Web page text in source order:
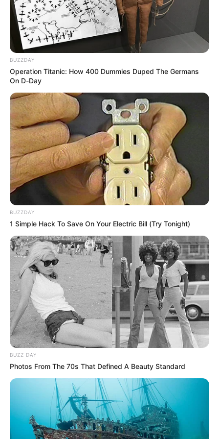
ALERTA BOGOTÁ EN GOOGLE NEWS
TEMAS RELACIONADOS
NOTICIAS
AVENIDA REGIONAL
ACCIDENTE DE TRÁNSITO
MANTÉNGASE EN ALERTA
Tenemos todas las noticias que le
interesan. Para estar bien informado, por
favor, active las notificaciones de Alerta.
ACTIVAR AHORA
TEMAS DESTACADOS
EMERGENCIAS POR LLUVIAS
METRO DE MEDELLÍN
ELECCIONES PRESIDENCIALES
MARINILLA - ANTIOQUIA
EPM
YONDÓ - ANTIOQUIA
RIONEGRO
BUZZDAY
Operation Titanic: How 400 Dummies Duped The Germans
On D-Day
BUZZDAY
1 Simple Hack To Save On Your Electric Bill (Try Tonight)
BUZZ DAY
Photos From The 70s That Defined A Beauty Standard